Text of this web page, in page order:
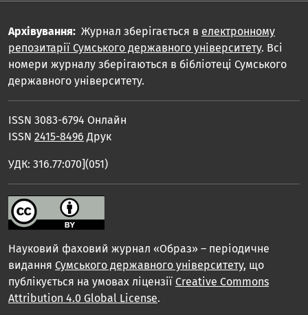
Архівування: Журнал зберігається в електронному
репозитарії Сумського державного університету. Всі
номери журналу зберігаються в бібліотеці Сумського
державного університету.
ISSN 3083-6794 Онлайн
ISSN 2415-8496 Друк
УДК: 316.77:070](051)
Науковий фаховий журнал «Образ» – періодичне
видання Сумського державного університету, що
публікується на умовах ліцензії Creative Commons
Attribution 4.0 Global License.